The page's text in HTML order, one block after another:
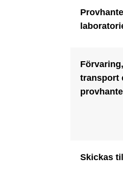
transport
Skickas